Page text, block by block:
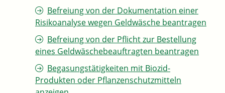
Befreiung von der Dokumentation einer
Risikoanalyse wegen Geldwäsche beantragen
Befreiung von der Pflicht zur Bestellung
eines Geldwäschebeauftragten beantragen
Begasungstätigkeiten mit Biozid-
Produkten oder Pflanzenschutzmitteln